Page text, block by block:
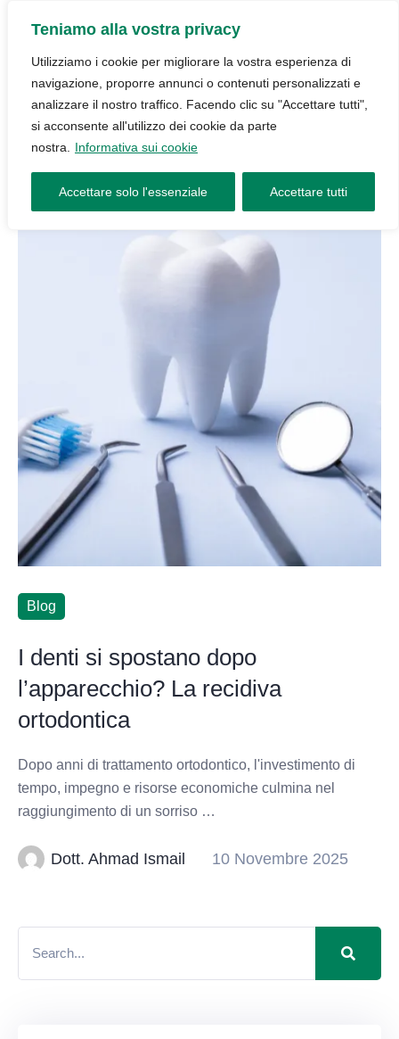
Teniamo alla vostra privacy
Utilizziamo i cookie per migliorare la vostra esperienza di
navigazione, proporre annunci o contenuti personalizzati e
analizzare il nostro traffico. Facendo clic su "Accettare tutti",
si acconsente all'utilizzo dei cookie da parte
nostra.
Informativa sui cookie
Accettare solo l'essenziale Accettare tutti
Blog
I denti si spostano dopo
l’apparecchio? La recidiva
ortodontica
Dopo anni di trattamento ortodontico, l'investimento di
tempo, impegno e risorse economiche culmina nel
raggiungimento di un sorriso …
Dott. Ahmad Ismail 10 Novembre 2025